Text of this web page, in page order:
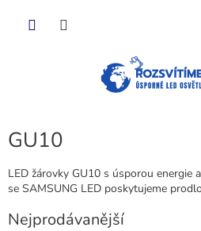
GU10
LED žárovky GU10 s úsporou energie
se SAMSUNG LED poskytujeme
Nejprodávanější